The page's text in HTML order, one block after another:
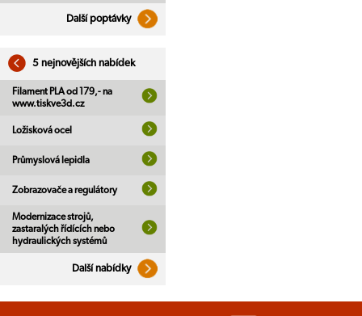
Další poptávky
5 nejnovějších nabídek
Filament PLA od 179,- na
www.tiskve3d.cz
Ložisková ocel
Průmyslová lepidla
Zobrazovače a regulátory
Modernizace strojů,
zastaralých řídících nebo
hydraulických systémů
Další nabídky